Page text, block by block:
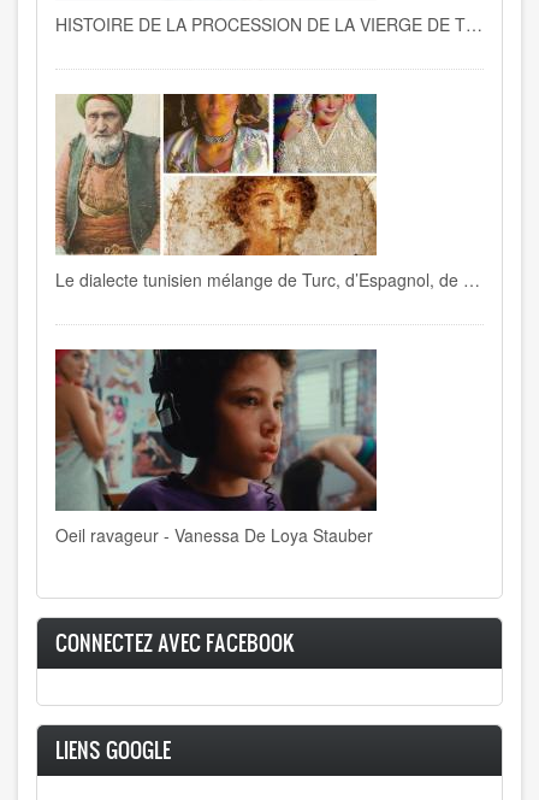
HISTOIRE DE LA PROCESSION DE LA VIERGE DE TRAPANI A LA GOULETTE
Le dialecte tunisien mélange de Turc, d’Espagnol, de Français , de Berbère, d’Italien…
Oeil ravageur - Vanessa De Loya Stauber
CONNECTEZ AVEC FACEBOOK
LIENS GOOGLE